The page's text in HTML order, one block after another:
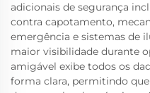
adicionais de segurança
contra capotamento,
emergência e sistemas de
maior visibilidade durante
amigável exibe todos os
forma clara, permitindo